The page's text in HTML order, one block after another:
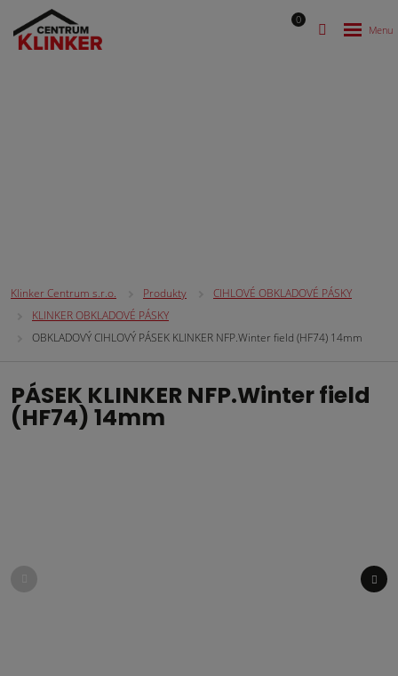
0
Klinker Centrum s.r.o. Produkty
CIHLOVÉ OBKLADOVÉ PÁSKY
KLINKER OBKLADOVÉ PÁSKY
OBKLADOVÝ CIHLOVÝ PÁSEK KLINKER NFP.Winter field (HF74) 14mm
PÁSEK KLINKER NFP.Winter field
(HF74) 14mm